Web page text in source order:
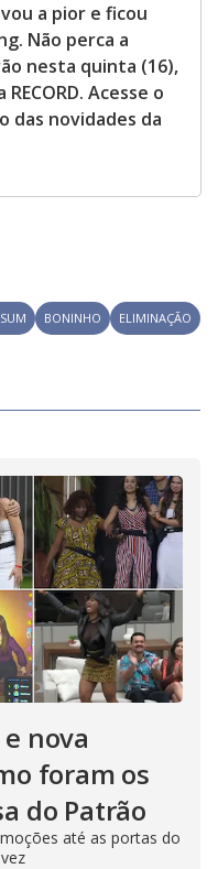
a pior e ficou
Não perca a
nesta quinta (16),
Acesse o
das novidades da
BONINHO ELIMINAÇÃO
nova
foram os
do Patrão
até as portas do